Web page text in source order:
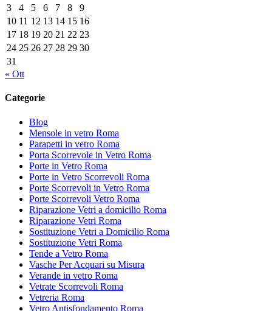
3
4 5 6 7 8
9
10 11 12 13 14 15 16
17 18 19 20 21 22 23
24 25 26 27 28 29 30
31
« Ott
Categorie
Blog
Mensole in vetro Roma
Parapetti in vetro Roma
Porta Scorrevole in Vetro Roma
Porte in Vetro Roma
Porte in Vetro Scorrevoli Roma
Porte Scorrevoli in Vetro Roma
Porte Scorrevoli Vetro Roma
Riparazione Vetri a domicilio Roma
Riparazione Vetri Roma
Sostituzione Vetri a Domicilio Roma
Sostituzione Vetri Roma
Tende a Vetro Roma
Vasche Per Acquari su Misura
Verande in vetro Roma
Vetrate Scorrevoli Roma
Vetreria Roma
Vetro Antisfondamento Roma